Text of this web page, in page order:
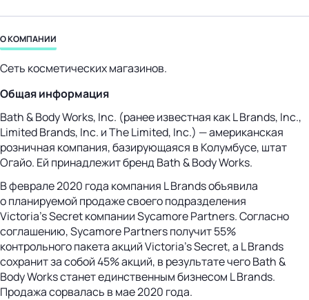
бизнес-центр
О КОМПАНИИ
Сеть косметических магазинов.
Общая информация
Bath & Body Works, Inc. (ранее известная как L Brands, Inc.,
Limited Brands, Inc. и The Limited, Inc.) — американская
розничная компания, базирующаяся в Колумбусе, штат
Огайо. Ей принадлежит бренд Bath & Body Works.
В феврале 2020 года компания L Brands объявила
о планируемой продаже своего подразделения
Victoria’s Secret компании Sycamore Partners. Согласно
соглашению, Sycamore Partners получит 55%
контрольного пакета акций Victoria’s Secret, а L Brands
сохранит за собой 45% акций, в результате чего Bath &
Body Works станет единственным бизнесом L Brands.
Продажа сорвалась в мае 2020 года.